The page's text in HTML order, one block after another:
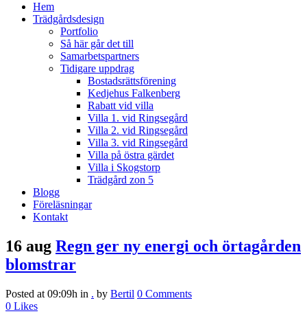
Hem
Trädgårdsdesign
Portfolio
Så här går det till
Samarbetspartners
Tidigare uppdrag
Bostadsrättsförening
Kedjehus Falkenberg
Rabatt vid villa
Villa 1. vid Ringsegård
Villa 2. vid Ringsegård
Villa 3. vid Ringsegård
Villa på östra gärdet
Villa i Skogstorp
Trädgård zon 5
Blogg
Föreläsningar
Kontakt
16 aug Regn ger ny energi och örtagården
blomstrar
Posted at 09:09h in . by Bertil 0 Comments
0 Likes